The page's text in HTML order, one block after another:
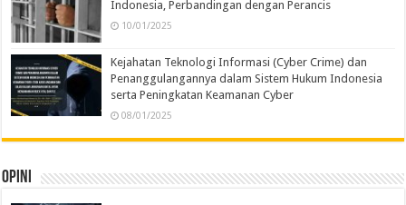
Indonesia, Perbandingan dengan Perancis
10/01/2025
Kejahatan Teknologi Informasi (Cyber Crime) dan
Penanggulangannya dalam Sistem Hukum Indonesia
serta Peningkatan Keamanan Cyber
08/01/2025
Opini